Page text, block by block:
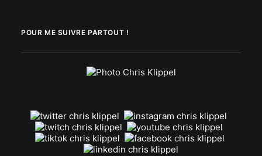
POUR ME SUIVRE PARTOUT !